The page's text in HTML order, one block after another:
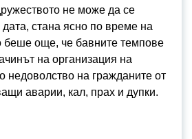
не може да се
стана ясно по време на
беше още, че бавните темпове
на организация на
недоволство на гражданите от
аварии, кал, прах и дупки.